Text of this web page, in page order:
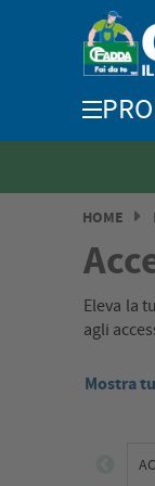
HOME
Eleva la
agli
Mostra